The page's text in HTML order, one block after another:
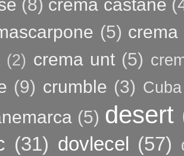
(8) crema castane
(5) crema
(2) crema unt (5)
(9) crumble (3) Cuba
(5) desert
(31) dovlecel (57)